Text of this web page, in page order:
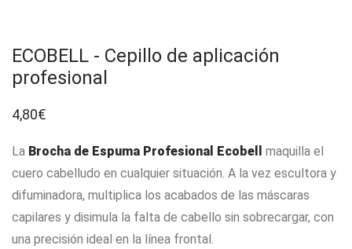
ECOBELL - Cepillo de aplicación
profesional
4,80€
La Brocha de Espuma Profesional Ecobell
maquilla el
cuero cabelludo en cualquier situación. A la vez escultora y
difuminadora, multiplica los acabados de las máscaras
capilares y disimula la falta de cabello sin sobrecargar, con
una precisión ideal en la línea frontal.